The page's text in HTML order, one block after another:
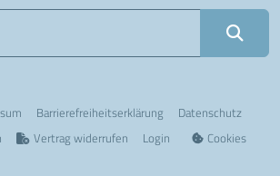
Barriere­freiheits­erklärung
Datenschutz
Vertrag widerrufen Login Cookies